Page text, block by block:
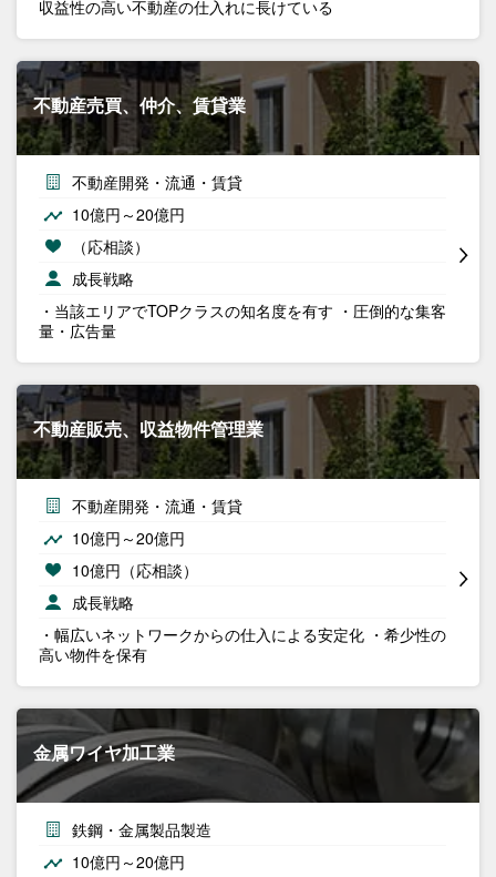
収益性の高い不動産の仕入れに長けている
不動産売買、仲介、賃貸業
不動産開発・流通・賃貸
10億円～20億円
（応相談）
成長戦略
・当該エリアでTOPクラスの知名度を有す ・圧倒的な集客
量・広告量
不動産販売、収益物件管理業
不動産開発・流通・賃貸
10億円～20億円
10億円（応相談）
成長戦略
・幅広いネットワークからの仕入による安定化 ・希少性の
高い物件を保有
金属ワイヤ加工業
鉄鋼・金属製品製造
10億円～20億円